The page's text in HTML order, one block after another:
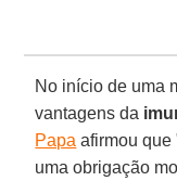
No início de uma
vantagens da
Papa afirmou que
uma obrigação